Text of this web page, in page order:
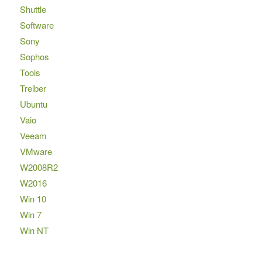
Shuttle
Software
Sony
Sophos
Tools
Treiber
Ubuntu
Vaio
Veeam
VMware
W2008R2
W2016
Win 10
Win 7
Win NT